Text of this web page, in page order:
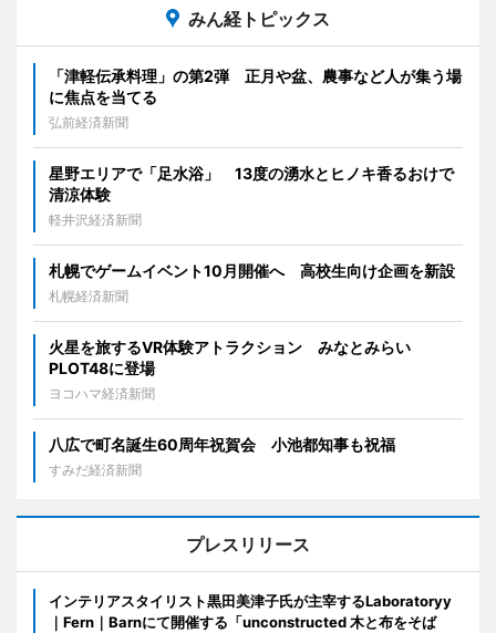
みん経トピックス
「津軽伝承料理」の第2弾 正月や盆、農事など人が集う場
に焦点を当てる
弘前経済新聞
星野エリアで「足水浴」 13度の湧水とヒノキ香るおけで
清涼体験
軽井沢経済新聞
札幌でゲームイベント10月開催へ 高校生向け企画を新設
札幌経済新聞
火星を旅するVR体験アトラクション みなとみらい
PLOT48に登場
ヨコハマ経済新聞
八広で町名誕生60周年祝賀会 小池都知事も祝福
すみだ経済新聞
プレスリリース
インテリアスタイリスト黒田美津子氏が主宰するLaboratoryy
｜Fern｜Barnにて開催する「unconstructed 木と布をそば